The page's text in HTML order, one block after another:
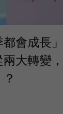
都會成長
兩大轉變